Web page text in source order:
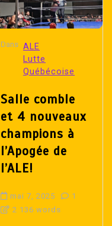
Dans ALE
Lutte
Québécoise
Salle comble
et 4 nouveaux
champions à
l’Apogée de
l’ALE!
mai 7, 2025
1
2 136 words